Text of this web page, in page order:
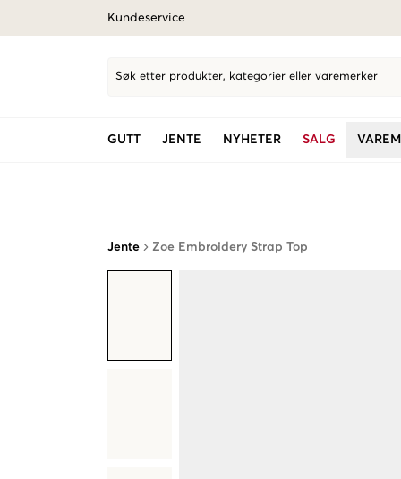
Kundeservice
Søk etter produkter, kategorier eller varemerker
GUTT JENTE NYHETER SALG
Jente Zoe Embroidery Strap Top